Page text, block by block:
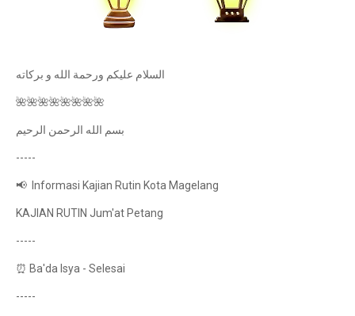
السلام عليكم ورحمة الله و بركاته
🌺🌺🌺🌺🌺🌺🌺🌺
بسم الله الرحمن الرحيم
-----
📢 Informasi Kajian Rutin Kota Magelang
KAJIAN RUTIN Jum'at Petang
-----
⏰ Ba'da Isya - Selesai
-----